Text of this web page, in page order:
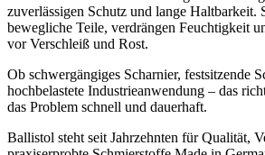
zuverlässigen Schutz und lange Haltbarkeit.
bewegliche Teile, verdrängen Feuchtigkeit
vor Verschleiß und Rost.
Ob schwergängiges Scharnier, festsitzende
hochbelastete Industrieanwendung – das
das Problem schnell und dauerhaft.
Ballistol steht seit Jahrzehnten für Qualität,